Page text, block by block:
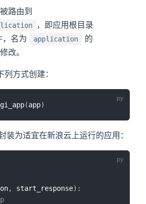
路由到
，即应用根目录
，名为 application 的
改。
方式创建：
(app)
装为适宜在新浪云上运行的应用：
, start_response) :